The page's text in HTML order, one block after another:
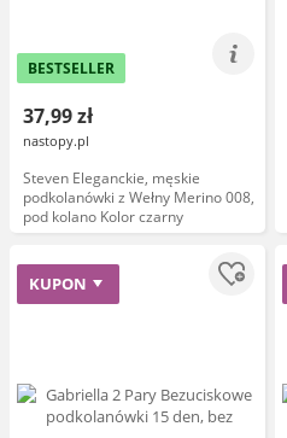
BESTSELLER
37,99 zł
nastopy.pl
Steven Eleganckie, męskie
podkolanówki z Wełny Merino 008,
pod kolano Kolor czarny
KUPON